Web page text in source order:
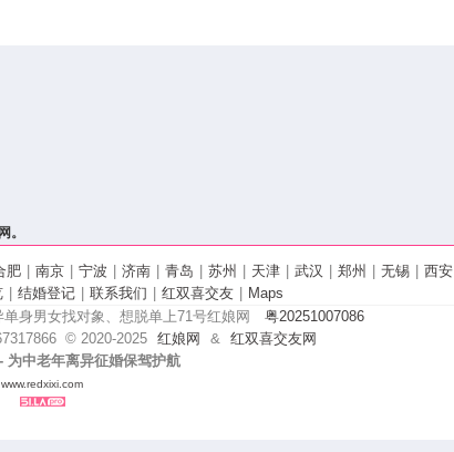
。
肥 南京 宁波 济南 青岛 苏州 天津 武汉 郑州 无锡 西安
结婚登记 联系我们 红双喜交友
Maps
身男女找对象、想脱单上71号红娘网
粤20251007086
© 2020-2025 红娘网 & 红双喜交友网
为中老年离异征婚保驾护航
www.redxixi.com